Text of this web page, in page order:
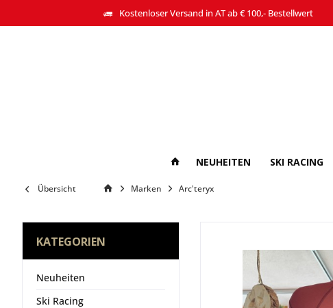
Kostenloser Versand in AT ab € 100,- Bestellwert
NEUHEITEN SKI RACING
Übersicht Marken Arc'teryx
KATEGORIEN
Neuheiten
Ski Racing